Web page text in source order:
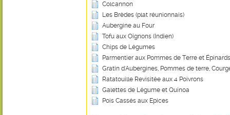
Colcannon
Les Brèdes (plat réunionnais)
Aubergine au Four
Tofu aux Oignons (Indien)
Chips de Légumes
Parmentier aux Pommes de Terre et Épinards
Gratin d'Aubergines, Pommes de terre,
Ratatouille Revisitée aux 4 Poivrons
Galettes de Légume et Quinoa
Pois Cassés aux Epices